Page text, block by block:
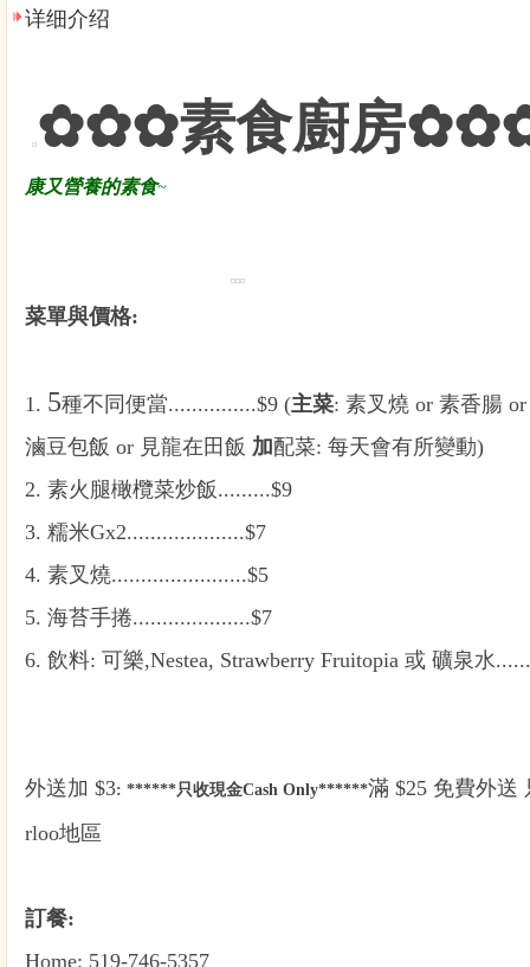
详细介绍
✿✿✿素食廚房
康又營養的素食~
菜單與價格:
1. 5種不同便當...............$9 (主菜: 素叉燒 or 素香腸
滷豆包飯 or 見龍在田飯 加配菜: 每天會有所變動)
2. 素火腿橄欖菜炒飯.........$9
3. 糯米Gx2....................$7
4. 素叉燒.......................$5
5. 海苔手捲....................$7
6. 飲料: 可樂,Nestea, Strawberry Fruitopia 或 礦泉水
外送加 $3: ******只收現金Cash Only******滿 $25 免費外送
rloo地區
訂餐:
Home: 519-746-5357